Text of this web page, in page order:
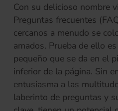
Con su delicioso nombre
Preguntas frecuentes
cercanos a menudo se
amados. Prueba de ello
pequeño que se da en el
inferior de la página. Sin
entusiasma a las
laberinto de preguntas y